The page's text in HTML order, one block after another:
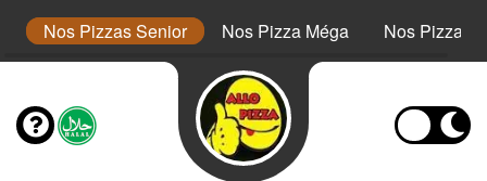
Nos Pizzas Senior Nos Pizza Méga Nos Pizzas